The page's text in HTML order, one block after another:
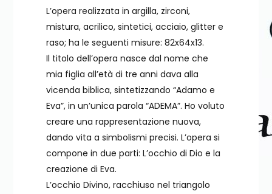
L’opera realizzata in argilla, zirconi,
mistura, acrilico, sintetici, acciaio, glitter e
raso; ha le seguenti misure: 82x64x13.
Il titolo dell’opera nasce dal nome che
mia figlia all’età di tre anni dava alla
vicenda biblica, sintetizzando “Adamo e
Eva”, in un’unica parola “ADEMA”. Ho voluto
creare una rappresentazione nuova,
dando vita a simbolismi precisi. L’opera si
compone in due parti: L’occhio di Dio e la
creazione di Eva.
L’occhio Divino, racchiuso nel triangolo